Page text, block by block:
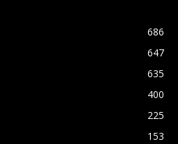
686
647
635
400
225
153